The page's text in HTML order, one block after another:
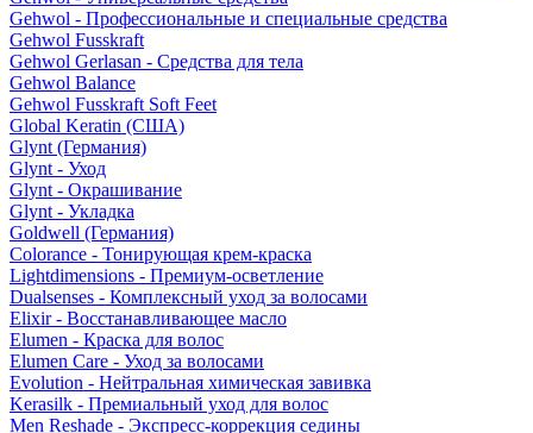
Gehwol - Профессиональные и специальные средства
Gehwol Fusskraft
Gehwol Gerlasan - Средства для тела
Gehwol Balance
Gehwol Fusskraft Soft Feet
Global Keratin (США)
Glynt (Германия)
Glynt - Уход
Glynt - Окрашивание
Glynt - Укладка
Goldwell (Германия)
Colorance - Тонирующая крем-краска
Lightdimensions - Премиум-осветление
Dualsenses - Комплексный уход за волосами
Elixir - Восстанавливающее масло
Elumen - Краска для волос
Elumen Care - Уход за волосами
Evolution - Нейтральная химическая завивка
Kerasilk - Премиальный уход для волос
Men Reshade - Экспресс-коррекция седины